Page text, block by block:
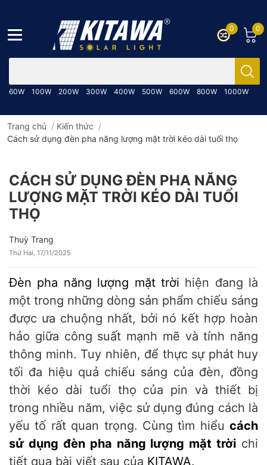
60W 100W 200W 300W 400W 500W 600W 800W 1000W
0
0
Trang chủ / Kiến thức /
Cách sử dụng đèn pha năng lượng mặt trời kéo dài tuổi thọ
CÁCH SỬ DỤNG ĐÈN PHA NĂNG
LƯỢNG MẶT TRỜI KÉO DÀI TUỔI
THỌ
Thuỳ Trang
Thứ Hai, 17/11/2025
Đèn pha năng lượng mặt trời hiện đang là
một trong những dòng sản phẩm chiếu sáng
được ưa chuộng nhất, bởi nó kết hợp hoàn
hảo giữa công suất mạnh mẽ và tính năng
thông minh. Tuy nhiên, để thực sự phát huy
tối đa hiệu quả chiếu sáng của đèn, đồng
thời kéo dài tuổi thọ của pin và thiết bị
trong nhiều năm, việc sử dụng đúng cách là
yếu tố rất quan trọng. Cùng tìm hiểu cách
sử dụng đèn pha năng lượng mặt trời chi
tiết qua bài viết sau của KITAWA.